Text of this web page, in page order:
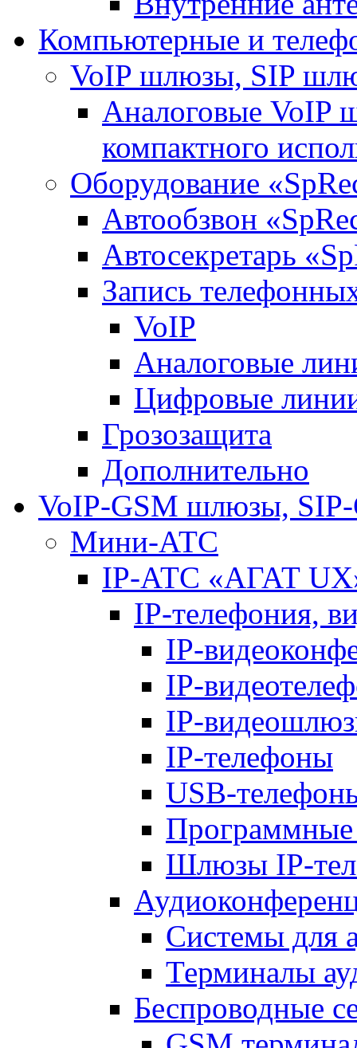
Компьютерные и
VoIP шлюзы, SIP
Аналоговые VoIP
компактного
Оборудование
Автообзвон
Автосекретарь
Запись
VoIP
Аналоговые
Цифровые
Грозозащита
Дополнительно
VoIP-GSM шлюзы,
Мини-АТС
IP-АТС «АГАТ
IP-телефония,
IP-
IP-
IP-
IP-телефоны
USB-
Шлюзы IP-
Системы для
Терминалы
Беспроводные